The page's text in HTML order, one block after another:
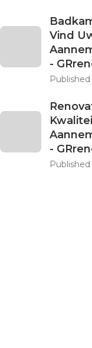
Vind
-
Published
-
Published